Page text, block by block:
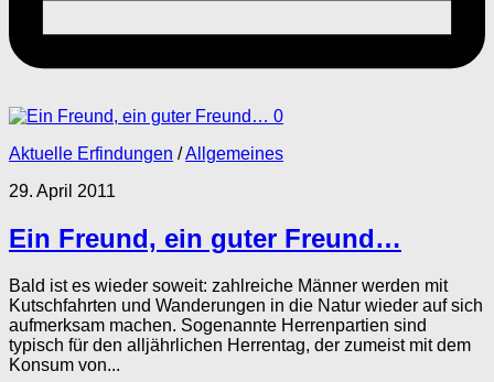
0
Aktuelle Erfindungen /Allgemeines
29. April 2011
Ein Freund, ein guter Freund…
Bald ist es wieder soweit: zahlreiche Männer werden mit
Kutschfahrten und Wanderungen in die Natur wieder auf sich
aufmerksam machen. Sogenannte Herrenpartien sind
typisch für den alljährlichen Herrentag, der zumeist mit dem
Konsum von...